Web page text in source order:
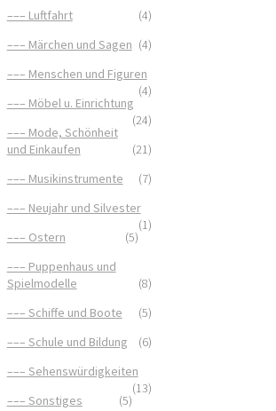
––– Luftfahrt
(4)
––– Märchen und Sagen (4)
––– Menschen und Figuren
(4)
––– Möbel u. Einrichtung
(24)
––– Mode, Schönheit
und Einkaufen
(21)
––– Musikinstrumente
(7)
––– Neujahr und Silvester
(1)
––– Ostern
(5)
––– Puppenhaus und
Spielmodelle
(8)
––– Schiffe und Boote
(5)
––– Schule und Bildung
(6)
––– Sehenswürdigkeiten
(13)
––– Sonstiges (5)